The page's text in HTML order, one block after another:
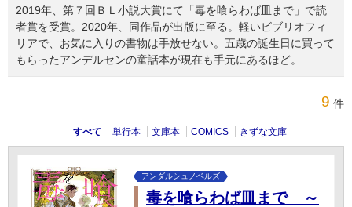
2019年、第７回ＢＬ小説大賞にて「毒を喰らわば皿まで」で読
者賞を受賞。2020年、同作品が出版に至る。軽いビブリオフィ
リアで、お気に入りの書物は手放せない。五歳の誕生日に買って
もらったアンデルセンの童話本が現在も手元にあるほど。
9 件
すべて 単行本 文庫本 COMICS きずな文庫
アンダルシュノベルズ
毒を喰らわば皿まで ～